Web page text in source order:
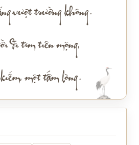
vượt trường không.
đi tìm tiên mộng,
một tấm lòng.